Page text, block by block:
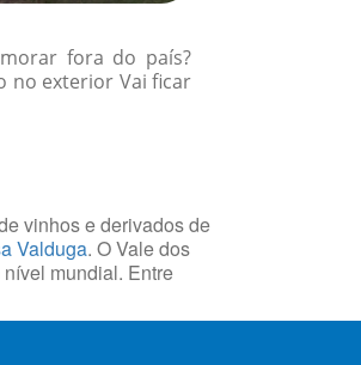
fora do país?
no exterior Vai ficar
vinhos e derivados de
Valduga. O Vale dos
mundial. Entre